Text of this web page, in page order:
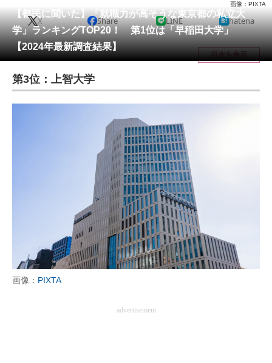
会員記事
メディア
注目記事を集めた総合ページ
ITの今と未来を見通す
進化するPCとデバイスの未来
好きが集まる 比べて選べる
ビジネスと働き方のヒント
AI活用のいまが分かる
企業ITのトレンドを詳説
【都民に聞いた】「就職力が高そうな東京都の私立大
学」ランキングTOP20！ 第1位は「早稲田大学」
【2024年最新調査結果】
画像：PIXTA
X Share LINE hatena
目次を表示
第3位：上智大学
画像： PIXTA
advertisement